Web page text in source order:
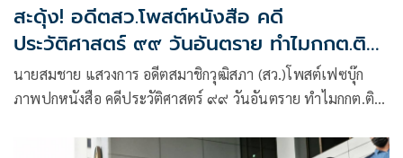
สะดุ้ง! อดีตสว.โพสต์หนังสือ คดี
ประวัติศาสตร์ ๙๙ วันอันตราย ทำไมกกต.ติด
คุก
นายสมชาย แสวงการ อดีตสมาชิกวุฒิสภา (สว.)โพสต์เฟซบุ๊ก
ภาพปกหนังสือ คดีประวัติศาสตร์ ๙๙ วันอันตราย ทำไมกกต.ติด